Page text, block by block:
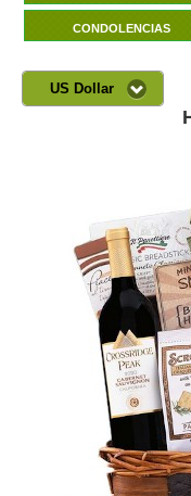
CONDOLENCIAS
US Dollar